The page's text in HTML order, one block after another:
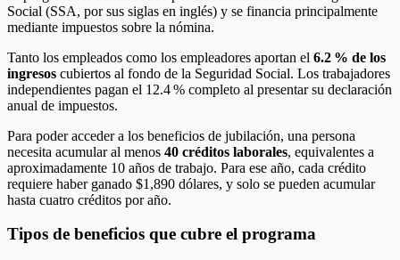
Social (SSA, por sus siglas en inglés) y se financia principalmente
mediante impuestos sobre la nómina.
Tanto los empleados como los empleadores aportan el 6.2 % de los
ingresos cubiertos al fondo de la Seguridad Social. Los trabajadores
independientes pagan el 12.4 % completo al presentar su declaración
anual de impuestos.
Para poder acceder a los beneficios de jubilación, una persona
necesita acumular al menos 40 créditos laborales, equivalentes a
aproximadamente 10 años de trabajo. Para ese año, cada crédito
requiere haber ganado $1,890 dólares, y solo se pueden acumular
hasta cuatro créditos por año.
Tipos de beneficios que cubre el programa